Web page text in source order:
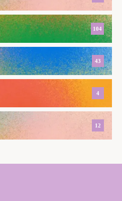
104
43
4
12